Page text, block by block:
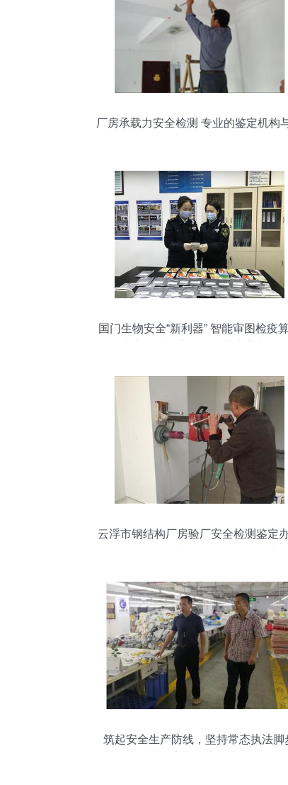
厂房承载力安全检测 专业的鉴定机构
国门生物安全“新利器” 智能审图检疫
云浮市钢结构厂房验厂安全检测鉴定
筑起安全生产防线，坚持常态执法脚